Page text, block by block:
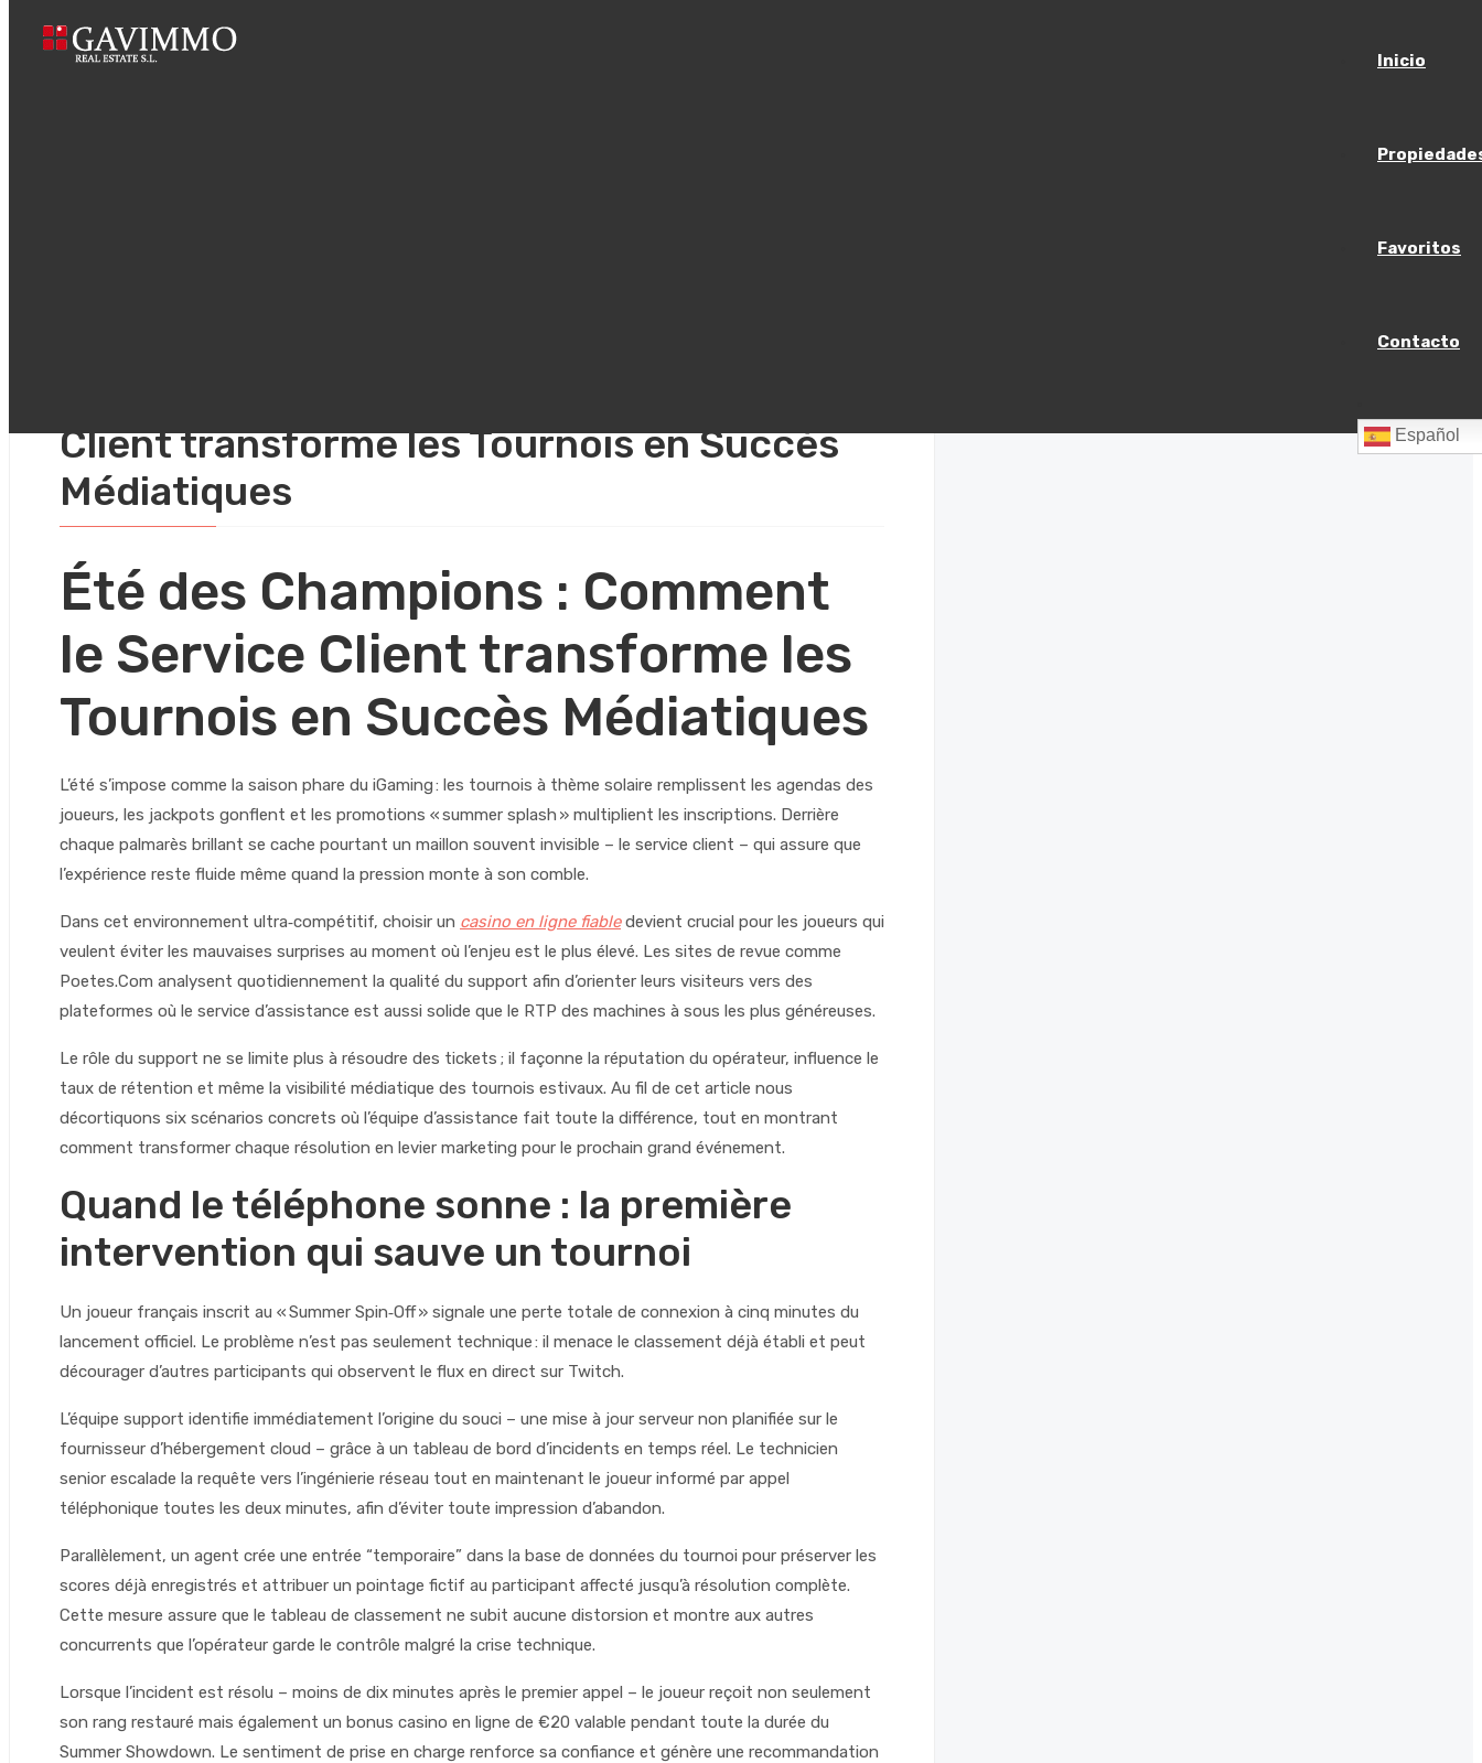
Inicio
Favoritos
Contacto
Español
Client transforme les Tournois en Succès
Médiatiques
Été des Champions : Comment
le Service Client transforme les
Tournois en Succès Médiatiques
L’été s’impose comme la saison phare du iGaming : les tournois à thème solaire remplissent les agendas des
joueurs, les jackpots gonflent et les promotions « summer splash » multiplient les inscriptions. Derrière
chaque palmarès brillant se cache pourtant un maillon souvent invisible – le service client – qui assure que
l’expérience reste fluide même quand la pression monte à son comble.
Dans cet environnement ultra‑compétitif, choisir un casino en ligne fiabledevient crucial pour les joueurs qui
veulent éviter les mauvaises surprises au moment où l’enjeu est le plus élevé. Les sites de revue comme
Poetes.Com analysent quotidiennement la qualité du support afin d’orienter leurs visiteurs vers des
plateformes où le service d’assistance est aussi solide que le RTP des machines à sous les plus généreuses.
Le rôle du support ne se limite plus à résoudre des tickets ; il façonne la réputation du opérateur, influence le
taux de rétention et même la visibilité médiatique des tournois estivaux. Au fil de cet article nous
décortiquons six scénarios concrets où l’équipe d’assistance fait toute la différence, tout en montrant
comment transformer chaque résolution en levier marketing pour le prochain grand événement.
Quand le téléphone sonne : la première
intervention qui sauve un tournoi
Un joueur français inscrit au « Summer Spin‑Off » signale une perte totale de connexion à cinq minutes du
lancement officiel. Le problème n’est pas seulement technique : il menace le classement déjà établi et peut
décourager d’autres participants qui observent le flux en direct sur Twitch.
L’équipe support identifie immédiatement l’origine du souci – une mise à jour serveur non planifiée sur le
fournisseur d’hébergement cloud – grâce à un tableau de bord d’incidents en temps réel. Le technicien
senior escalade la requête vers l’ingénierie réseau tout en maintenant le joueur informé par appel
téléphonique toutes les deux minutes, afin d’éviter toute impression d’abandon.
Parallèlement, un agent crée une entrée “temporaire” dans la base de données du tournoi pour préserver les
scores déjà enregistrés et attribuer un pointage fictif au participant affecté jusqu’à résolution complète.
Cette mesure assure que le tableau de classement ne subit aucune distorsion et montre aux autres
concurrents que l’opérateur garde le contrôle malgré la crise technique.
Lorsque l’incident est résolu – moins de dix minutes après le premier appel – le joueur reçoit non seulement
son rang restauré mais également un bonus casino en ligne de €20 valable pendant toute la durée du
Summer Showdown. Le sentiment de prise en charge renforce sa confiance et génère une recommandation